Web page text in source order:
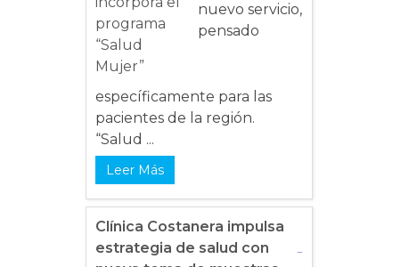
nuevo servicio,
pensado
específicamente para las
pacientes de la región.
“Salud ...
Leer Más
Clínica Costanera impulsa
estrategia de salud con